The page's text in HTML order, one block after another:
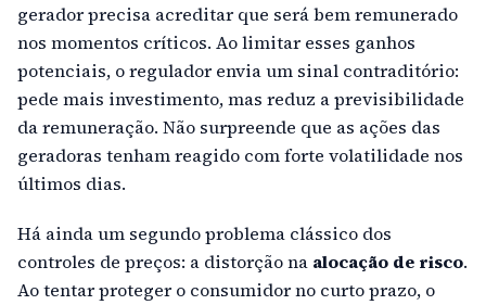
gerador precisa acreditar que será bem remunerado
nos momentos críticos. Ao limitar esses ganhos
potenciais, o regulador envia um sinal contraditório:
pede mais investimento, mas reduz a previsibilidade
da remuneração. Não surpreende que as ações das
geradoras tenham reagido com forte volatilidade nos
últimos dias.
Há ainda um segundo problema clássico dos
controles de preços: a distorção na alocação de risco.
Ao tentar proteger o consumidor no curto prazo, o